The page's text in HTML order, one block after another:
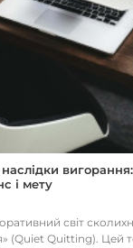
і мету
світ
(Quiet Quitting). Цей